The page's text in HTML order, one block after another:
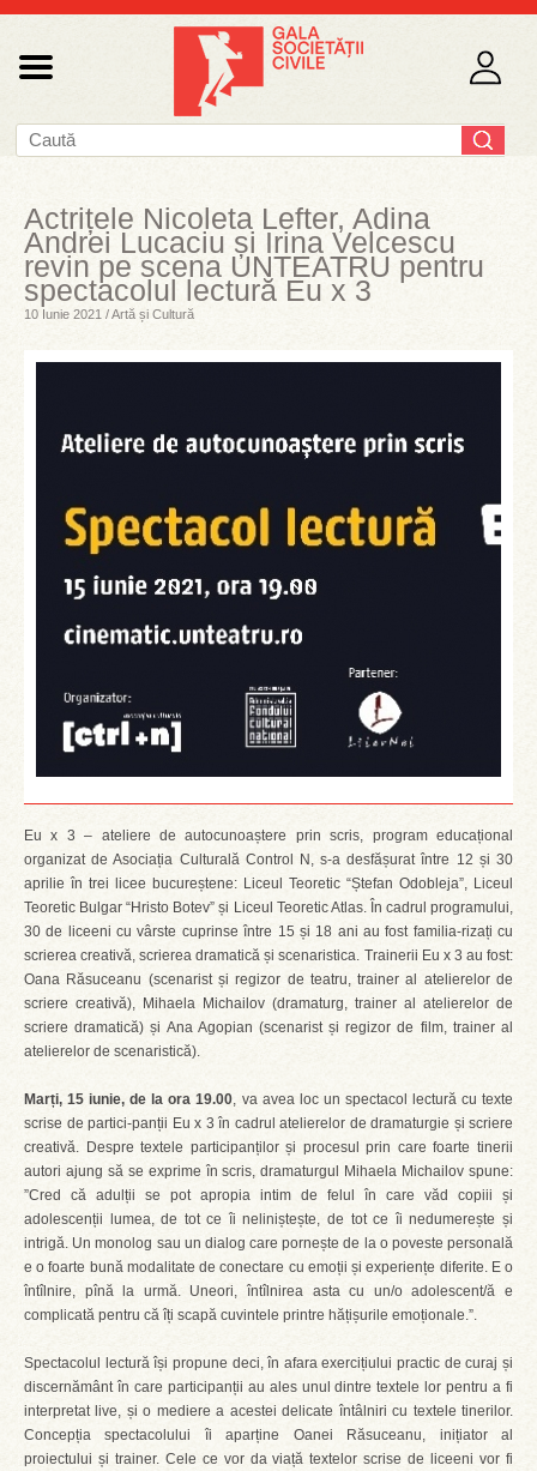
Actrițele Nicoleta Lefter, Adina
Andrei Lucaciu și Irina Velcescu
revin pe scena UNTEATRU pentru
spectacolul lectură Eu x 3
10 Iunie 2021 / Artă și Cultură
Eu x 3 – ateliere de autocunoaștere prin scris, program educațional
organizat de Asociația Culturală Control N, s-a desfășurat între 12 și 30
aprilie în trei licee bucureștene: Liceul Teoretic “Ștefan Odobleja”, Liceul
Teoretic Bulgar “Hristo Botev” și Liceul Teoretic Atlas. În cadrul programului,
30 de liceeni cu vârste cuprinse între 15 și 18 ani au fost familia-rizați cu
scrierea creativă, scrierea dramatică și scenaristica. Trainerii Eu x 3 au fost:
Oana Răsuceanu (scenarist și regizor de teatru, trainer al atelierelor de
scriere creativă), Mihaela Michailov (dramaturg, trainer al atelierelor de
scriere dramatică) și Ana Agopian (scenarist și regizor de film, trainer al
atelierelor de scenaristică).
Marți, 15 iunie, de la ora 19.00, va avea loc un spectacol lectură cu texte
scrise de partici-panții Eu x 3 în cadrul atelierelor de dramaturgie și scriere
creativă. Despre textele participanților și procesul prin care foarte tinerii
autori ajung să se exprime în scris, dramaturgul Mihaela Michailov spune:
”Cred că adulții se pot apropia intim de felul în care văd copiii și
adolescenții lumea, de tot ce îi neliniștește, de tot ce îi nedumerește și
intrigă. Un monolog sau un dialog care pornește de la o poveste personală
e o foarte bună modalitate de conectare cu emoții și experiențe diferite. E o
întîlnire, pînă la urmă. Uneori, întîlnirea asta cu un/o adolescent/ă e
complicată pentru că îți scapă cuvintele printre hățișurile emoționale.”.
Spectacolul lectură își propune deci, în afara exercițiului practic de curaj și
discernământ în care participanții au ales unul dintre textele lor pentru a fi
interpretat live, și o mediere a acestei delicate întâlniri cu textele tinerilor.
Concepția spectacolului îi aparține Oanei Răsuceanu, inițiator al
proiectului și trainer. Cele ce vor da viață textelor scrise de liceeni vor fi